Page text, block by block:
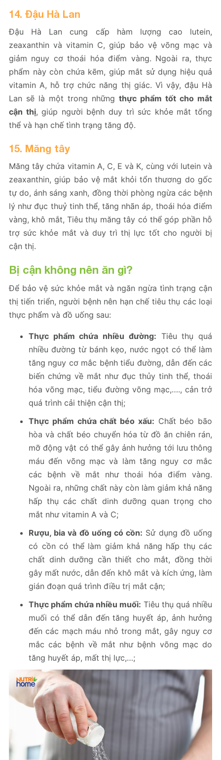
14. Đậu Hà Lan
Đậu Hà Lan cung cấp hàm lượng cao lutein,
zeaxanthin và vitamin C, giúp bảo vệ võng mạc và
giảm nguy cơ thoái hóa điểm vàng. Ngoài ra, thực
phẩm này còn chứa kẽm, giúp mắt sử dụng hiệu quả
vitamin A, hỗ trợ chức năng thị giác. Vì vậy, đậu Hà
Lan sẽ là một trong những thực phẩm tốt cho mắt
cận thị, giúp người bệnh duy trì sức khỏe mắt tổng
thể và hạn chế tình trạng tăng độ.
15. Măng tây
Măng tây chứa vitamin A, C, E và K, cùng với lutein và
zeaxanthin, giúp bảo vệ mắt khỏi tổn thương do gốc
tự do, ánh sáng xanh, đồng thời phòng ngừa các bệnh
lý như đục thuỷ tinh thể, tăng nhãn áp, thoái hóa điểm
vàng, khô mắt, Tiêu thụ măng tây có thể góp phần hỗ
trợ sức khỏe mắt và duy trì thị lực tốt cho người bị
cận thị.
Bị cận không nên ăn gì?
Để bảo vệ sức khỏe mắt và ngăn ngừa tình trạng cận
thị tiến triển, người bệnh nên hạn chế tiêu thụ các loại
thực phẩm và đồ uống sau:
Thực phẩm chứa nhiều đường: Tiêu thụ quá
nhiều đường từ bánh kẹo, nước ngọt có thể làm
tăng nguy cơ mắc bệnh tiểu đường, dẫn đến các
biến chứng về mắt như đục thủy tinh thể, thoái
hóa võng mạc, tiểu đường võng mạc,…., cản trở
quá trình cải thiện cận thị;
Thực phẩm chứa chất béo xấu: Chất béo bão
hòa và chất béo chuyển hóa từ đồ ăn chiên rán,
mỡ động vật có thể gây ảnh hưởng tới lưu thông
máu đến võng mạc và làm tăng nguy cơ mắc
các bệnh về mắt như thoái hóa điểm vàng.
Ngoài ra, những chất này còn làm giảm khả năng
hấp thụ các chất dinh dưỡng quan trọng cho
mắt như vitamin A và C;
Rượu, bia và đồ uống có cồn: Sử dụng đồ uống
có cồn có thể làm giảm khả năng hấp thụ các
chất dinh dưỡng cần thiết cho mắt, đồng thời
gây mất nước, dẫn đến khô mắt và kích ứng, làm
gián đoạn quá trình điều trị mắt cận;
Thực phẩm chứa nhiều muối: Tiêu thụ quá nhiều
muối có thể dẫn đến tăng huyết áp, ảnh hưởng
đến các mạch máu nhỏ trong mắt, gây nguy cơ
mắc các bệnh về mắt như bệnh võng mạc do
tăng huyết áp, mất thị lực,…;